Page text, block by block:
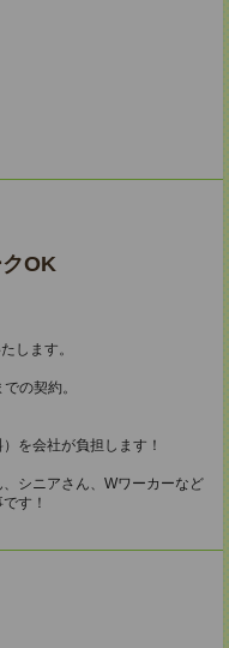
OK
します。
の契約。
を会社が負担します！
シニアさん、Wワーカーなど
す！